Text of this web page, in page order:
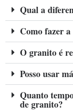
Qual a
Como fazer
O granito é
Posso usar
Quanto
de granito?